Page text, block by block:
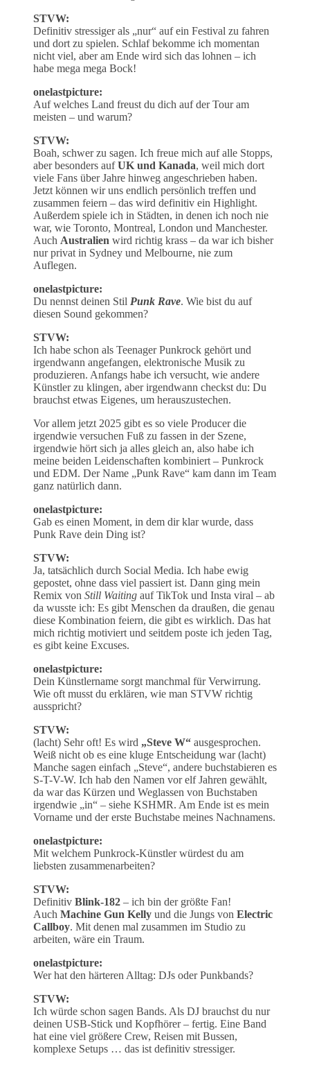
STVW:
Definitiv stressiger als „nur“ auf ein Festival zu fahren
und dort zu spielen. Schlaf bekomme ich momentan
nicht viel, aber am Ende wird sich das lohnen – ich
habe mega mega Bock!
onelastpicture:
Auf welches Land freust du dich auf der Tour am
meisten – und warum?
STVW:
Boah, schwer zu sagen. Ich freue mich auf alle Stopps,
aber besonders aufUK und Kanada, weil mich dort
viele Fans über Jahre hinweg angeschrieben haben.
Jetzt können wir uns endlich persönlich treffen und
zusammen feiern – das wird definitiv ein Highlight.
Außerdem spiele ich in Städten, in denen ich noch nie
war, wie Toronto, Montreal, London und Manchester.
Auch Australien wird richtig krass – da war ich bisher
nur privat in Sydney und Melbourne, nie zum
Auflegen.
onelastpicture:
Du nennst deinen Stil Punk Rave. Wie bist du auf
diesen Sound gekommen?
STVW:
Ich habe schon als Teenager Punkrock gehört und
irgendwann angefangen, elektronische Musik zu
produzieren. Anfangs habe ich versucht, wie andere
Künstler zu klingen, aber irgendwann checkst du: Du
brauchst etwas Eigenes, um herauszustechen.
Vor allem jetzt 2025 gibt es so viele Producer die
irgendwie versuchen Fuß zu fassen in der Szene,
irgendwie hört sich ja alles gleich an, also habe ich
meine beiden Leidenschaften kombiniert – Punkrock
und EDM. Der Name „Punk Rave“ kam dann im Team
ganz natürlich dann.
onelastpicture:
Gab es einen Moment, in dem dir klar wurde, dass
Punk Rave dein Ding ist?
STVW:
Ja, tatsächlich durch Social Media. Ich habe ewig
gepostet, ohne dass viel passiert ist. Dann ging mein
Remix von Still Waiting auf TikTok und Insta viral – ab
da wusste ich: Es gibt Menschen da draußen, die genau
diese Kombination feiern, die gibt es wirklich. Das hat
mich richtig motiviert und seitdem poste ich jeden Tag,
es gibt keine Excuses.
onelastpicture:
Dein Künstlername sorgt manchmal für Verwirrung.
Wie oft musst du erklären, wie man STVW richtig
ausspricht?
STVW:
(lacht) Sehr oft! Es wird „Steve W“ ausgesprochen.
Weiß nicht ob es eine kluge Entscheidung war (lacht)
Manche sagen einfach „Steve“, andere buchstabieren es
S-T-V-W. Ich hab den Namen vor elf Jahren gewählt,
da war das Kürzen und Weglassen von Buchstaben
irgendwie „in“ – siehe KSHMR. Am Ende ist es mein
Vorname und der erste Buchstabe meines Nachnamens.
onelastpicture:
Mit welchem Punkrock-Künstler würdest du am
liebsten zusammenarbeiten?
STVW:
Definitiv Blink-182 – ich bin der größte Fan!
Auch Machine Gun Kelly und die Jungs von Electric
Callboy. Mit denen mal zusammen im Studio zu
arbeiten, wäre ein Traum.
onelastpicture:
Wer hat den härteren Alltag: DJs oder Punkbands?
STVW:
Ich würde schon sagen Bands. Als DJ brauchst du nur
deinen USB-Stick und Kopfhörer – fertig. Eine Band
hat eine viel größere Crew, Reisen mit Bussen,
komplexe Setups … das ist definitiv stressiger.